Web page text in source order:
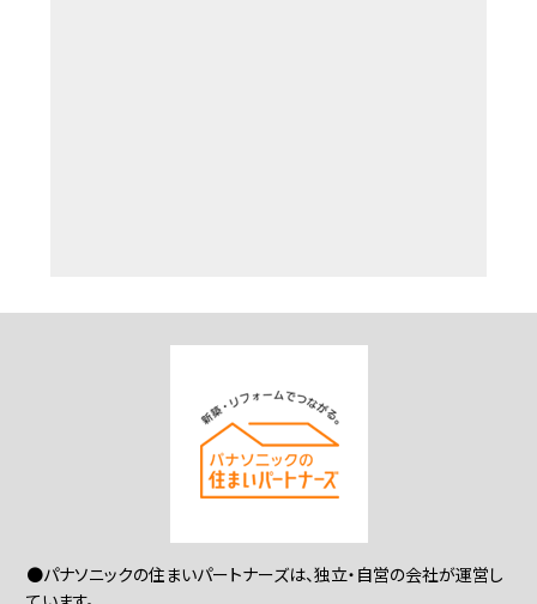
●パナソニックの住まいパートナーズは、独立・自営の会社が運営し